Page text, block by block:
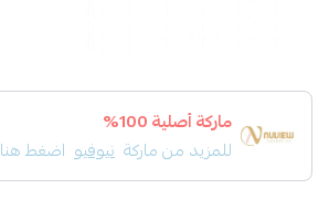
ماركة أصلية 100%
للمزيد من ماركة نيوفيو اضغط هنا